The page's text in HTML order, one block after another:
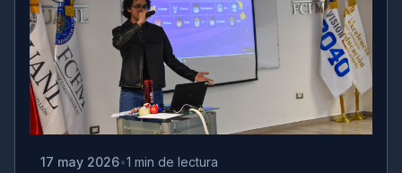
17 may 2026 1 min de lectura